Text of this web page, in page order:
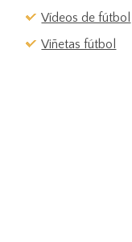
Vídeos de fútbol
Viñetas fútbol